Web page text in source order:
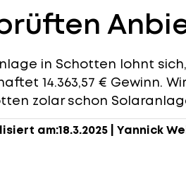
in Schotten lohnt
14.363,57 € Gewinn.
zolar schon
am:18.3.2025| Yannick